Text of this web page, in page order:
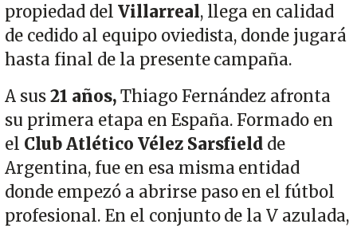
propiedad del Villarreal, llega en calidad
de cedido al equipo oviedista, donde jugará
hasta final de la presente campaña.
A sus21 años,Thiago Fernández afronta
su primera etapa en España. Formado en
el Club Atlético Vélez Sarsfield de
Argentina, fue en esa misma entidad
donde empezó a abrirse paso en el fútbol
profesional. En el conjunto de la V azulada,